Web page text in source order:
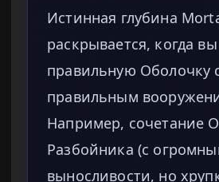
Истинная глубина
раскрывается, когда
правильную Оболочку
правильным
Например, сочетание
Разбойника (с
выносливости, но